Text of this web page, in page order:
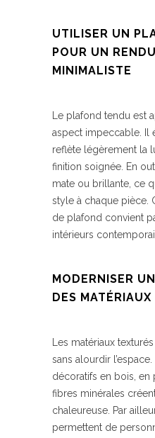
UTILISER UN
POUR UN
MINIMALISTE
Le plafond tendu est
aspect impeccable. Il
reflète légèrement la
finition soignée. En
mate ou brillante, ce
style à chaque pièce.
de plafond convient
intérieurs
MODERNISER
DES
Les matériaux
sans alourdir
décoratifs en bois, en
fibres minérales
chaleureuse. Par
permettent de